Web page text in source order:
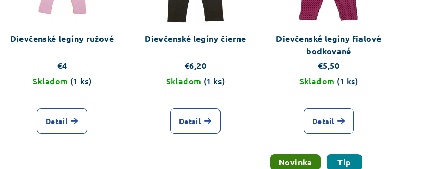
Dievčenské legíny ružové
€4
Skladom (1 ks)
Detail
Dievčenské legíny čierne
€6,20
Skladom (1 ks)
Detail
Dievčenské legíny fialové
bodkované
€5,50
Skladom (1 ks)
Detail
Novinka Tip